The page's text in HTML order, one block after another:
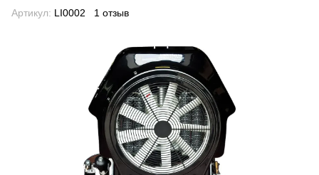
Артикул: LI0002 1 отзыв